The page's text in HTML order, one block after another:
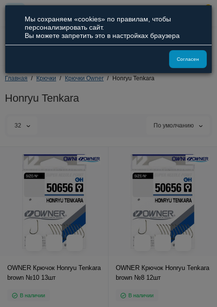
8 (800) 551-09-94
8 (929) 836-66-51
Главная Крючки Крючки Owner Honryu Tenkara
Honryu Tenkara
32 По умолчанию
OWNER Крючок Honryu Tenkara
brown №10 13шт
В наличии
OWNER Крючок Honryu Tenkara
brown №8 12шт
В наличии
Мы сохраняем «cookies» по правилам, чтобы
персонализировать сайт.
Вы можете запретить это в настройках браузера
Согласен